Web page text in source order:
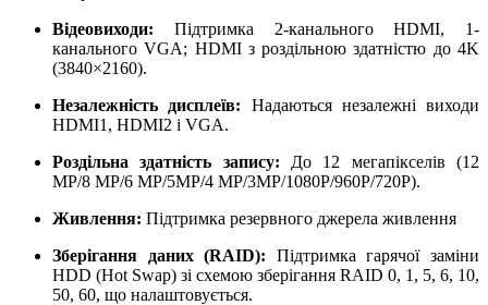
Відеовиходи: Підтримка 2-канального HDMI, 1-
канального VGA; HDMI з роздільною здатністю до 4K
(3840×2160).
Незалежність дисплеїв: Надаються незалежні виходи
HDMI1, HDMI2 і VGA.
Роздільна здатність запису: До 12 мегапікселів (12
MP/8 MP/6 MP/5MP/4 MP/3MP/1080P/960P/720P).
Живлення: Підтримка резервного джерела живлення
Зберігання даних (RAID): Підтримка гарячої заміни
HDD (Hot Swap) зі схемою зберігання RAID 0, 1, 5, 6, 10,
50, 60, що налаштовується.